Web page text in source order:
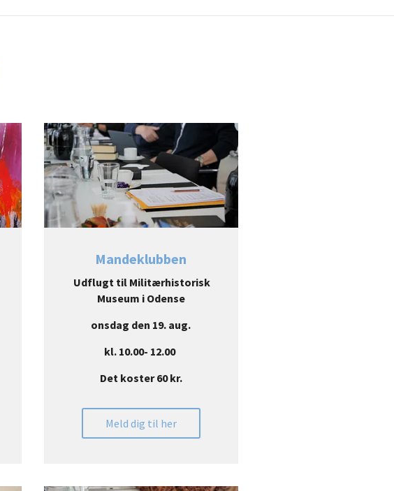
Mandeklubben
Udflugt til Militærhistorisk
Museum i Odense
onsdag den 19. aug.
kl. 10.00- 12.00
Det koster 60 kr.
Meld dig til her